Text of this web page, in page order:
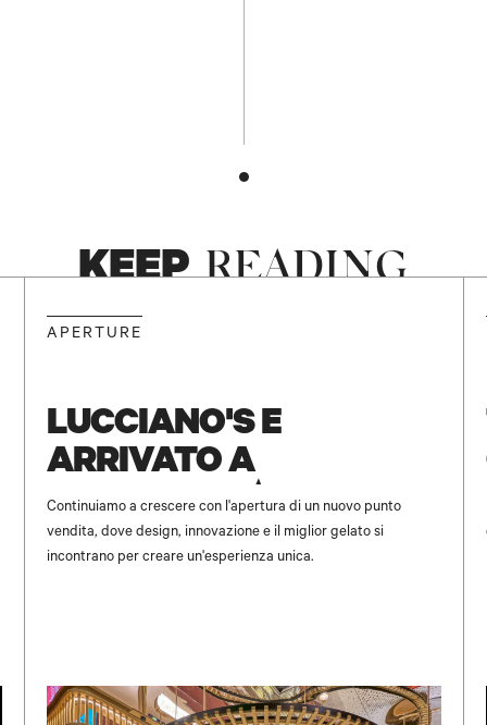
KEEP READING
APERTURE
LUCCIANO'S È
ARRIVATO A
UNICENTER ✨
Continuiamo a crescere con l'apertura di un nuovo punto
vendita, dove design, innovazione e il miglior gelato si
incontrano per creare un'esperienza unica.